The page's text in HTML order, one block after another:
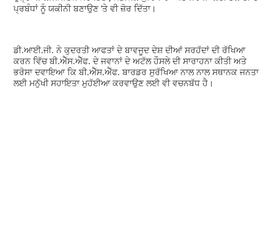
ਪ੍ਰਬੰਧਾਂ ਨੂੰ ਯਕੀਨੀ ਬਣਾਉਣ ‘ਤੇ ਵੀ ਜ਼ੋਰ ਦਿੱਤਾ।
ਡੀ.ਆਈ.ਜੀ. ਨੇ ਕੁਦਰਤੀ ਆਫਤਾਂ ਦੇ ਬਾਵਜੂਦ ਦੇਸ਼ ਦੀਆਂ ਸਰਹੱਦਾਂ ਦੀ ਰੱਖਿਆ
ਕਰਨ ਵਿੱਚ ਬੀ.ਐੱਸ.ਐੱਫ. ਦੇ ਜਵਾਨਾਂ ਦੇ ਅਟੱਲ ਹੌਸਲੇ ਦੀ ਸਾਰਾਹਨਾ ਕੀਤੀ ਅਤੇ
ਭਰੋਸਾ ਦਵਾਇਆ ਕਿ ਬੀ.ਐੱਸ.ਐੱਫ. ਬਾਰਡਰ ਸੁਰੱਖਿਆ ਨਾਲ ਨਾਲ ਸਥਾਨਕ ਜਨਤਾ
ਲਈ ਮਨੁੱਖੀ ਸਹਾਇਤਾ ਮੁਹੱਈਆ ਕਰਵਾਉਣ ਲਈ ਵੀ ਵਚਨਬੱਧ ਹੈ।